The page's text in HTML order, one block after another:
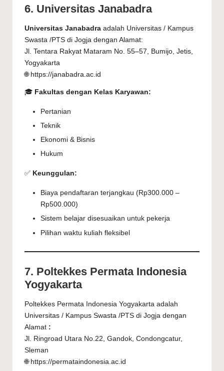
6. Universitas Janabadra
Universitas Janabadra adalah Universitas / Kampus
Swasta /PTS di Jogja dengan Alamat:
Jl. Tentara Rakyat Mataram No. 55–57, Bumijo, Jetis,
Yogyakarta
🌐 https://janabadra.ac.id
🎓 Fakultas dengan Kelas Karyawan:
Pertanian
Teknik
Ekonomi & Bisnis
Hukum
✅ Keunggulan:
Biaya pendaftaran terjangkau (Rp300.000 –
Rp500.000)
Sistem belajar disesuaikan untuk pekerja
Pilihan waktu kuliah fleksibel
7. Poltekkes Permata Indonesia
Yogyakarta
Poltekkes Permata Indonesia Yogyakarta adalah
Universitas / Kampus Swasta /PTS di Jogja dengan
Alamat :
Jl. Ringroad Utara No.22, Gandok, Condongcatur,
Sleman
🌐 https://permataindonesia.ac.id